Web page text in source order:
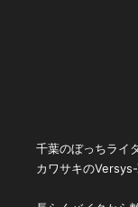
千葉のぼっちライ
カワサキの